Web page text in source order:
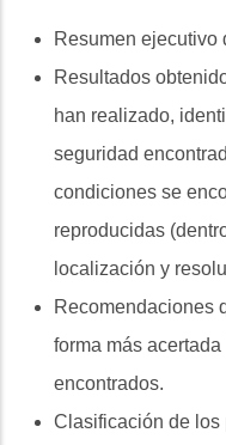
Resumen ejecutivo
Resultados
han realizado,
seguridad
condiciones se
reproducidas
localización y
Recomendaciones
forma más
encontrados.
Clasificación de los